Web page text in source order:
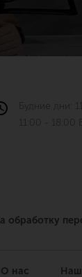
Будние дни:
11:00 - 18:00
обработку
О нас